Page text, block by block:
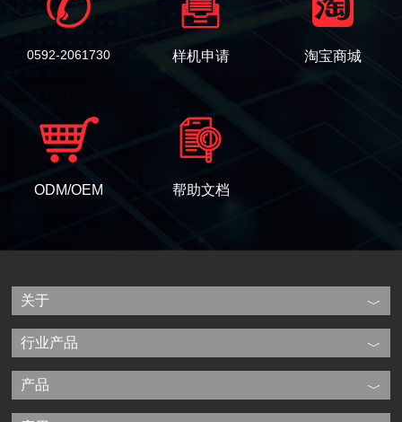
0592-2061730 样机申请 淘宝商城
ODM/OEM 帮助文档
关于
行业产品
产品